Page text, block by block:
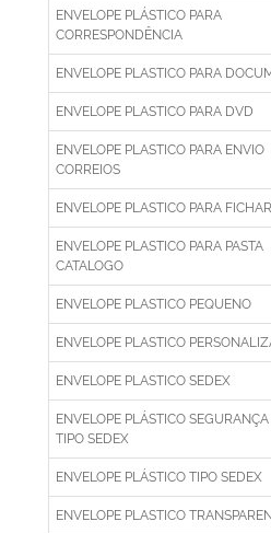
ENVELOPE PLÁSTICO PARA
CORRESPONDÊNCIA
ENVELOPE PLASTICO PARA
ENVELOPE PLASTICO PARA DVD
ENVELOPE PLASTICO PARA ENVIO
CORREIOS
ENVELOPE PLASTICO PARA
ENVELOPE PLASTICO PARA PASTA
CATALOGO
ENVELOPE PLASTICO PEQUENO
ENVELOPE PLASTICO
ENVELOPE PLASTICO SEDEX
ENVELOPE PLÁSTICO
TIPO SEDEX
ENVELOPE PLÁSTICO TIPO SEDEX
ENVELOPE PLASTICO